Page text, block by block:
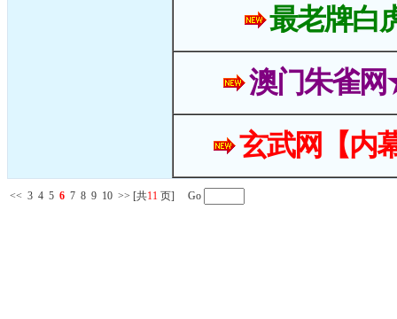
最老牌白
澳门朱雀
玄武网【内
<< 3 4 5 6 7 8 9 10 >> [共11 页] Go